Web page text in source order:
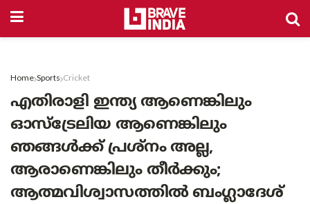
Home Sports Cricket
എതിരാളി ഇന്ത്യ ആണെങ്കിലും
ഓസ്ട്രേലിയ ആണെങ്കിലും
ഞങ്ങൾക്ക് പ്രശ്നം അല്ല,
ആരാണെങ്കിലും തീർക്കും;
ആത്മവിശ്വാസത്തിൽ ബംഗ്ലാദേശ്